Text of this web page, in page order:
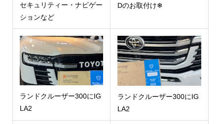
セキュリティー・ナビゲー
ションなど
Dのお取付け❄
ランドクルーザー300にIG
LA2
ランドクルーザー300にIG
LA2